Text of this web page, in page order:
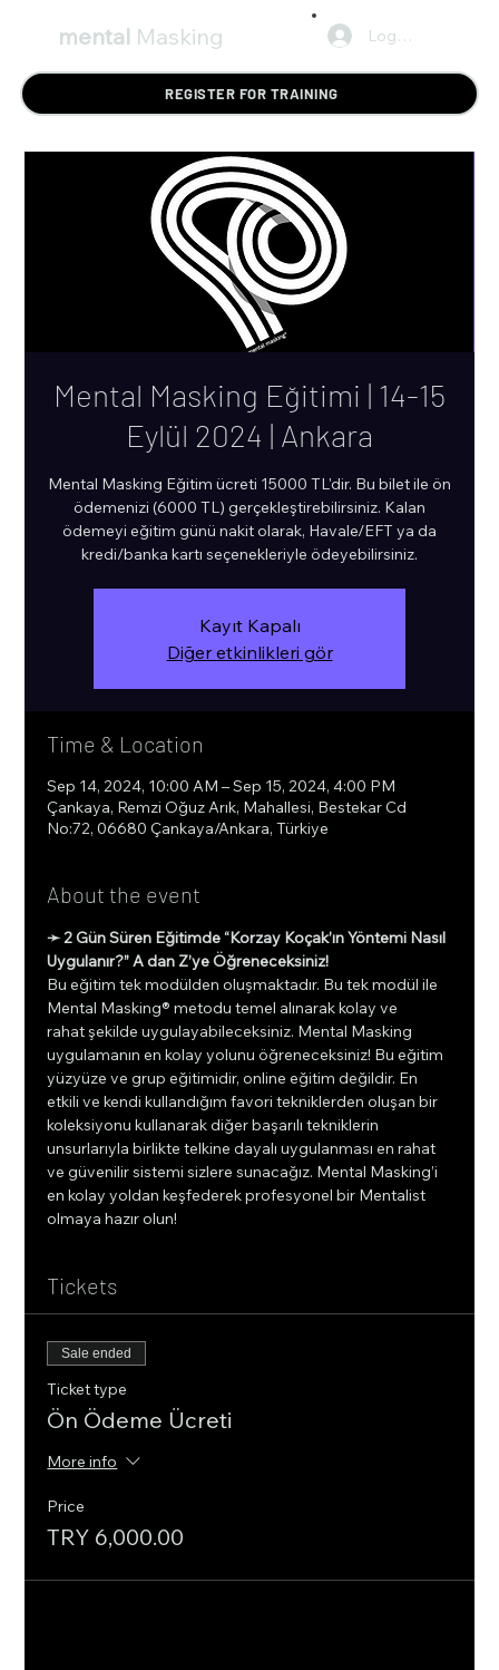
mental Masking Log In
REGISTER FOR TRAINING
Mental Masking Eğitimi | 14-15
Eylül 2024 | Ankara
Mental Masking Eğitim ücreti 15000 TL'dir. Bu bilet ile ön
ödemenizi (6000 TL) gerçekleştirebilirsiniz. Kalan
ödemeyi eğitim günü nakit olarak, Havale/EFT ya da
kredi/banka kartı seçenekleriyle ödeyebilirsiniz.
Kayıt Kapalı
Diğer etkinlikleri gör
Time & Location
Sep 14, 2024, 10:00 AM – Sep 15, 2024, 4:00 PM
Çankaya, Remzi Oğuz Arık, Mahallesi, Bestekar Cd
No:72, 06680 Çankaya/Ankara, Türkiye
About the event
➛ 2 Gün Süren Eğitimde “Korzay Koçak’ın Yöntemi Nasıl
Uygulanır?” A dan Z’ye Öğreneceksiniz!
Bu eğitim tek modülden oluşmaktadır. Bu tek modül ile
Mental Masking® metodu temel alınarak kolay ve
rahat şekilde uygulayabileceksiniz. Mental Masking
uygulamanın en kolay yolunu öğreneceksiniz! Bu eğitim
yüzyüze ve grup eğitimidir, online eğitim değildir. En
etkili ve kendi kullandığım favori tekniklerden oluşan bir
koleksiyonu kullanarak diğer başarılı tekniklerin
unsurlarıyla birlikte telkine dayalı uygulanması en rahat
ve güvenilir sistemi sizlere sunacağız. Mental Masking’i
en kolay yoldan keşfederek profesyonel bir Mentalist
olmaya hazır olun!
Tickets
Sale ended
Ticket type
Ön Ödeme Ücreti
More info
Price
TRY 6,000.00